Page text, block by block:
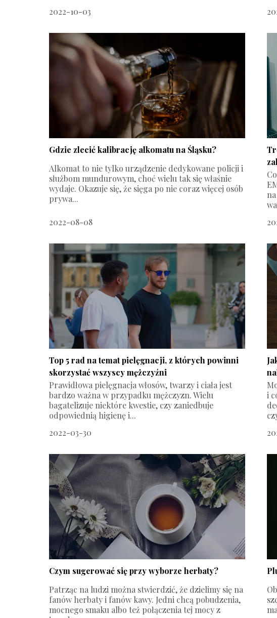
2022-10-03
Gdzie zlecić kalibrację alkomatu na Śląsku?
Alkomat to nie tylko urządzenie dedykowane policji i
służbom mundurowym, choć wielu tak się właśnie
wydaje. Okazuje się, że sięga po nie coraz więcej osób
prywa...
2022-08-08
Top 5 rad na temat pielęgnacji, z których powinni
skorzystać wszyscy mężczyźni
Prawidłowa pielęgnacja włosów, twarzy i ciała jest
bardzo ważna w przypadku mężczyzn. Wielu
bagatelizuje niektóre kwestie, czy zaniedbuje
odpowiednią higienę i...
2022-03-30
i
Czym sugerować się przy wyborze herbaty?
Patrząc na ludzi można stwierdzić, że dzielimy się na
fanów herbaty i fanów kawy. Jedni chcą pobudzenia,
mocnego smaku albo też połączenia tej mocy z